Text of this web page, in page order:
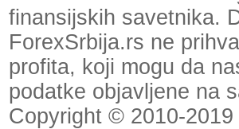
finansijskih savetnika.
ForexSrbija.rs ne
profita, koji mogu da
podatke objavljene na
Copyright © 2010-